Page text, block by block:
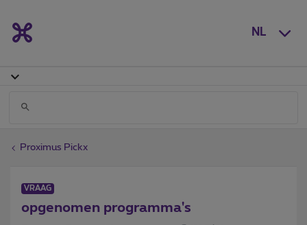
NL
Proximus Pickx
VRAAG
opgenomen programma's